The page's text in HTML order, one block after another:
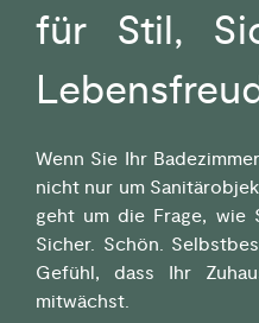
für Stil,
Wenn Sie Ihr
nicht nur um
geht um die Frage, wie
Sicher. Schön.
Gefühl, dass Ihr
mitwächst.